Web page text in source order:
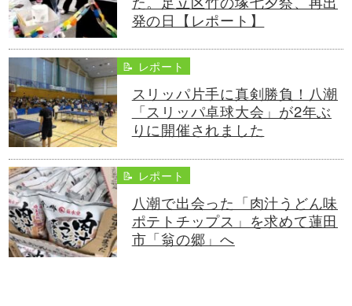
発の日【レポート】
📝 レポート
スリッパ片手に真剣勝負！八潮
「スリッパ卓球大会」が2年ぶ
りに開催されました
📝 レポート
八潮で出会った「肉汁うどん味
ポテトチップス」を求めて蓮田
市「翁の郷」へ